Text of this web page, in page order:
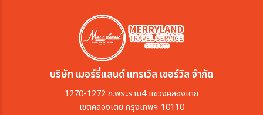
บริษัท เมอร์รี่แลนด์ แทรเวิล เซอร์วิส จำกัด
1270-1272 ถ.พระราม4 แขวงคลองเตย
เขตคลองเตย กรุงเทพฯ 10110